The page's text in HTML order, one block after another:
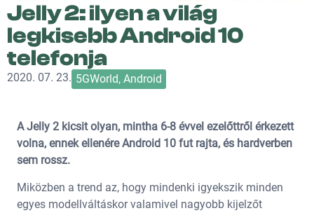
Jelly 2: ilyen a világ
legkisebb Android 10
telefonja
2020. 07. 23. 5GWorld, Android
A Jelly 2 kicsit olyan, mintha 6-8 évvel ezelőttről érkezett
volna, ennek ellenére Android 10 fut rajta, és hardverben
sem rossz.
Miközben a trend az, hogy mindenki igyekszik minden
egyes modellváltáskor valamivel nagyobb kijelzőt